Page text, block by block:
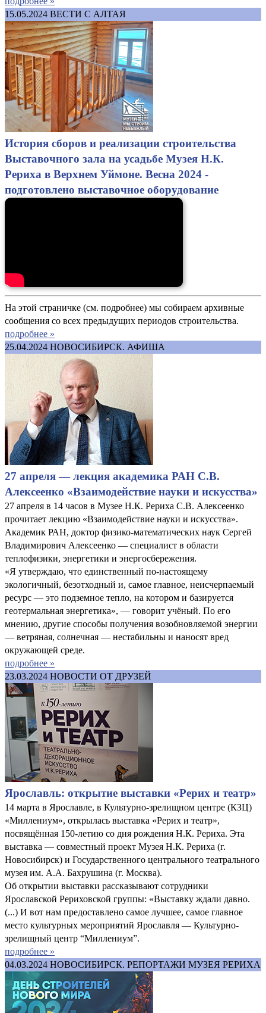
15.05.2024 ВЕСТИ С АЛТАЯ
История сборов и реализации строительства
Выставочного зала на усадьбе Музея Н.К.
Рериха в Верхнем Уймоне. Весна 2024 -
подготовлено выставочное оборудование
На этой страничке (см. подробнее) мы собираем архивные
сообщения со всех предыдущих периодов строительства.
подробнее »
25.04.2024 НОВОСИБИРСК. АФИША
27 апреля — лекция академика РАН С.В.
Алексеенко «Взаимодействие науки и искусства»
27 апреля в 14 часов в Музее Н.К. Рериха С.В. Алексеенко
прочитает лекцию «Взаимодействие науки и искусства».
Академик РАН, доктор физико-математических наук Сергей
Владимирович Алексеенко — специалист в области
теплофизики, энергетики и энергосбережения.
«Я утверждаю, что единственный по-настоящему
экологичный, безотходный и, самое главное, неисчерпаемый
ресурс — это подземное тепло, на котором и базируется
геотермальная энергетика», — говорит учёный. По его
мнению, другие способы получения возобновляемой энергии
— ветряная, солнечная — нестабильны и наносят вред
окружающей среде.
подробнее »
23.03.2024 НОВОСТИ ОТ ДРУЗЕЙ
Ярославль: открытие выставки «Рерих и театр»
14 марта в Ярославле, в Культурно-зрелищном центре (КЗЦ)
«Миллениум», открылась выставка «Рерих и театр»,
посвящённая 150-летию со дня рождения Н.К. Рериха. Эта
выставка — совместный проект Музея Н.К. Рериха (г.
Новосибирск) и Государственного центрального театрального
музея им. А.А. Бахрушина (г. Москва).
Об открытии выставки рассказывают сотрудники
Ярославской Рериховской группы: «Выставку ждали давно.
(...) И вот нам предоставлено самое лучшее, самое главное
место культурных мероприятий Ярославля — Культурно-
зрелищный центр “Миллениум”.
подробнее »
04.03.2024 НОВОСИБИРСК. РЕПОРТАЖИ МУЗЕЯ РЕРИХА